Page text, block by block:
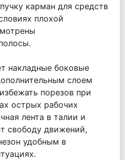
карман для средств
плохой
накладные боковые
слоем
порезов при
острых рабочих
лента в талии и
свободу движений,
удобным в